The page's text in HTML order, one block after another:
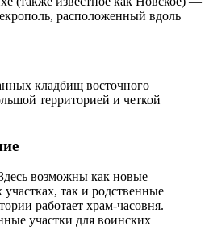
расположенный вдоль
кладбищ восточного
территорией и четкой
возможны как новые
так и родственные
работает храм-часовня.
участки для воинских